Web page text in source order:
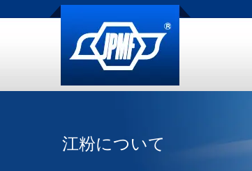
江粉について